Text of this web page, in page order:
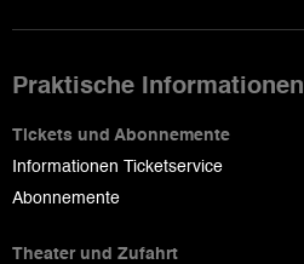
Praktische Informationen
Tickets und Abonnemente
Informationen Ticketservice
Abonnemente
Theater und Zufahrt